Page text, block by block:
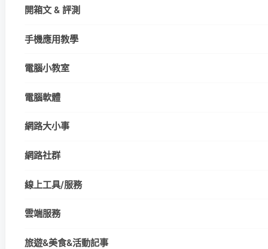
開箱文 & 評測
手機應用教學
電腦小教室
電腦軟體
網路大小事
網路社群
線上工具/服務
雲端服務
旅遊&美食&活動記事